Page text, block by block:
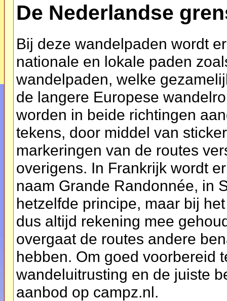
De Nederlandse
Bij deze wandelpaden wordt
nationale en lokale paden
wandelpaden, welke
de langere Europese
worden in beide richtingen
tekens, door middel van
markeringen van de routes
overigens. In Frankrijk wordt
naam Grande Randonnée, in
hetzelfde principe, maar bij
dus altijd rekening mee
overgaat de routes andere
hebben. Om goed voorbereid
wandeluitrusting en de juiste
aanbod op campz.nl.